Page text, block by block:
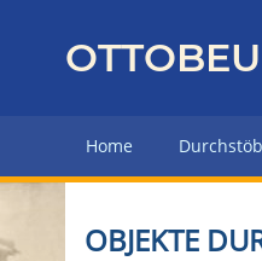
z
r
Home
OBJEKTE